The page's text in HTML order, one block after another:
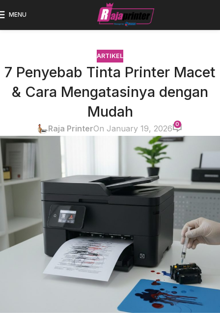
MENU
ARTIKEL
7 Penyebab Tinta Printer Macet
& Cara Mengatasinya dengan
Mudah
Raja PrinterOn January 19, 2026 0